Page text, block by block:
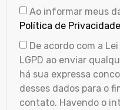
Ao informar meus
Política de Privacidade
De acordo com a
LGPD ao enviar
há sua expressa
desses dados para o
contato. Havendo o